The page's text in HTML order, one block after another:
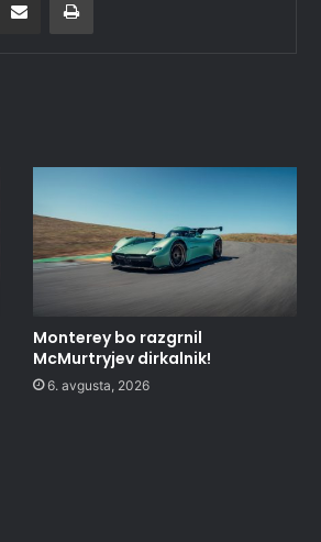
Monterey bo razgrnil
McMurtryjev dirkalnik!
6. avgusta, 2026